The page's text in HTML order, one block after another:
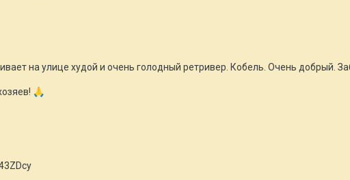
на улице худой и очень голодный ретривер. Кобель. Очень добрый.
🙏